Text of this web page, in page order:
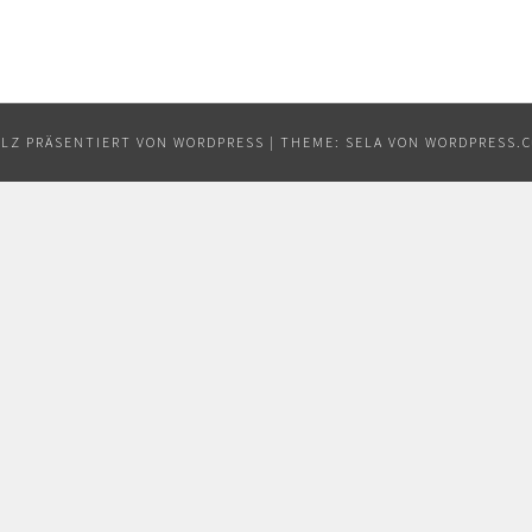
PRÄSENTIERT VON WORDPRESS | THEME: SELA VON